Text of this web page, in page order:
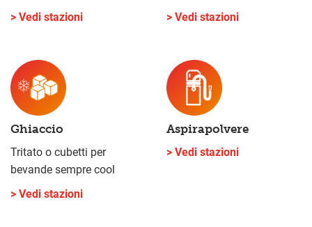
> Vedi stazioni
> Vedi stazioni
Ghiaccio
Tritato o cubetti per
bevande sempre cool
> Vedi stazioni
Aspirapolvere
> Vedi stazioni